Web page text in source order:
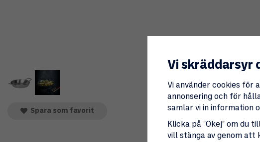
Spara som favorit
Vi skräddarsyr
Vi använder cookies för
annonsering och för
samlar vi in information
Klicka på "Okej" om du
vill stänga av genom att